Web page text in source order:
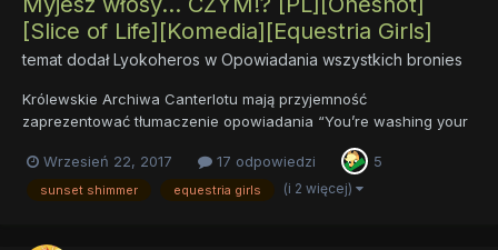
[Slice of Life][Komedia][Equestria Girls]
temat dodałLyokoheros w Opowiadania wszystkich bronies
Królewskie Archiwa Canterlotu mają przyjemność
zaprezentować tłumaczenie opowiadania “You’re washing your
hair with WHAT!?”, inspirowanego animacją “Monday Blues”,
opublikowanego w ramach zestawu tłumaczeń sunsetkowych
na Dzień Sunset Shimmer. Oryginalny opis: Sunset jest
Wrzesień 22, 2017 17 odpowiedzi 5
sunset shimmer equestria girls (i 2 więcej)